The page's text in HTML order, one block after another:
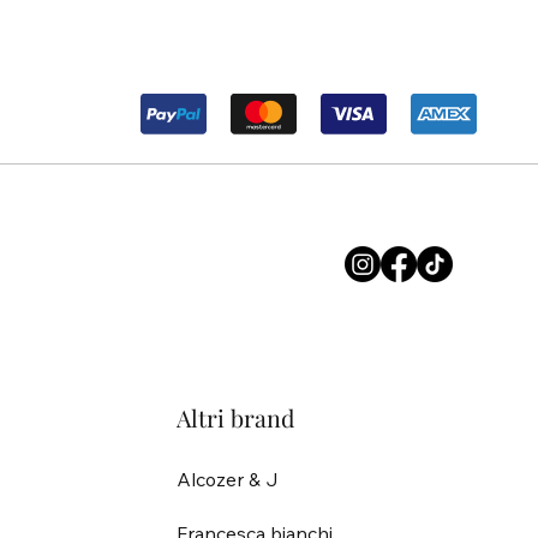
Altri brand
Alcozer & J
Francesca bianchi